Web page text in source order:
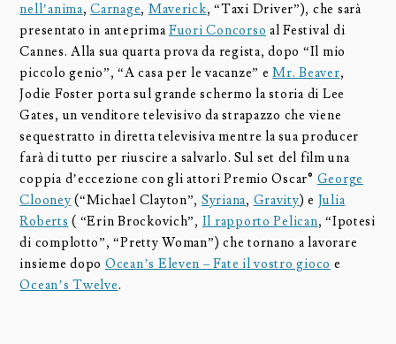
nell’anima,Carnage, Maverick, “Taxi Driver”), che sarà
presentato in anteprimaFuori Concorso al Festival di
Cannes. Alla sua quarta prova da regista, dopo “Il mio
piccolo genio”, “A casa per le vacanze” eMr. Beaver,
Jodie Foster porta sul grande schermo la storia di Lee
Gates, un venditore televisivo da strapazzo che viene
sequestratto in diretta televisiva mentre la sua producer
farà di tutto per riuscire a salvarlo. Sul set del film una
coppia d’eccezione con gli attori Premio Oscar® George
Clooney (“Michael Clayton”, Syriana, Gravity) e Julia
Roberts ( “Erin Brockovich”, Il rapporto Pelican, “Ipotesi
di complotto”, “Pretty Woman”) che tornano a lavorare
insieme dopo Ocean’s Eleven – Fate il vostro gioco e
Ocean’s Twelve.